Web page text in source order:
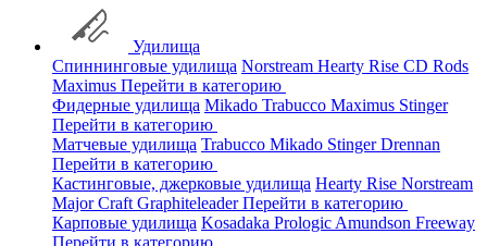
Удилища
Спиннинговые удилища Norstream Hearty Rise CD Rods
Maximus Перейти в категорию
Фидерные удилища Mikado Trabucco Maximus Stinger
Перейти в категорию
Матчевые удилища Trabucco Mikado StingerDrennan
Перейти в категорию
Кастинговые, джерковые удилища Hearty Rise Norstream
Major Craft GraphiteleaderПерейти в категорию
Карповые удилища Kosadaka Prologic Amundson Freeway
Перейти в категорию